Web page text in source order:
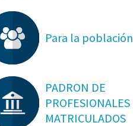
Para la población
PADRON DE
PROFESIONALES
MATRICULADOS